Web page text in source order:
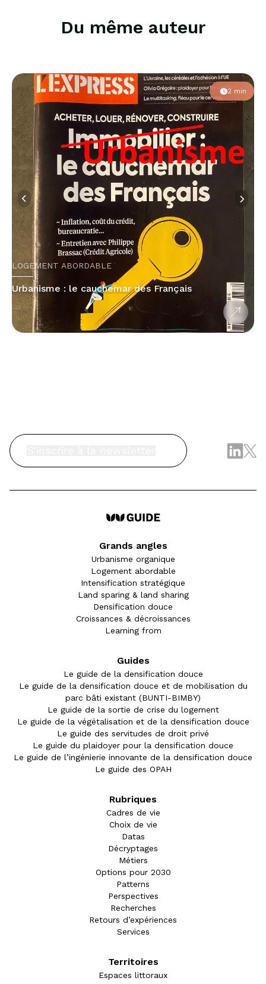
Du même auteur
2 min
LOGEMENT ABORDABLE
Urbanisme : le cauchemar des Français
Grands angles
Urbanisme organique
Logement abordable
Intensification stratégique
Land sparing & land sharing
Densification douce
Croissances & décroissances
Learning from
Guides
Le guide de la densification douce
Le guide de la densification douce et de mobilisation du
parc bâti existant (BUNTI-BIMBY)
Le guide de la sortie de crise du logement
Le guide de la végétalisation et de la densification douce
Le guide des servitudes de droit privé
Le guide du plaidoyer pour la densification douce
Le guide de l’ingénierie innovante de la densification douce
Le guide des OPAH
Rubriques
Cadres de vie
Choix de vie
Datas
Décryptages
Métiers
Options pour 2030
Patterns
Perspectives
Recherches
Retours d’expériences
Services
Territoires
Espaces littoraux